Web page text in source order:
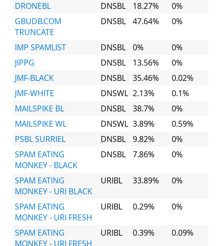
DRONEBL
DNSBL 18.27%
0%
GBUDB.COM
TRUNCATE
DNSBL 47.64% 0%
IMP SPAMLIST DNSBL 0%
0%
JIPPG
DNSBL 13.56%
0%
JMF-BLACK
DNSBL 35.46%
0.02%
JMF-WHITE
DNSWL 2.13%
0.1%
MAILSPIKE BL
DNSBL 38.7%
0%
MAILSPIKE WL
DNSWL 3.89%
0.59%
PSBL SURRIEL
DNSBL 9.82%
0%
SPAM EATING
MONKEY - BLACK
DNSBL 7.86% 0%
SPAM EATING
MONKEY - URI BLACK
URIBL 33.89% 0%
SPAM EATING
MONKEY - URI FRESH
URIBL 0.29% 0%
SPAM EATING
MONKEY - URI FRESH
URIBL 0.39% 0.09%